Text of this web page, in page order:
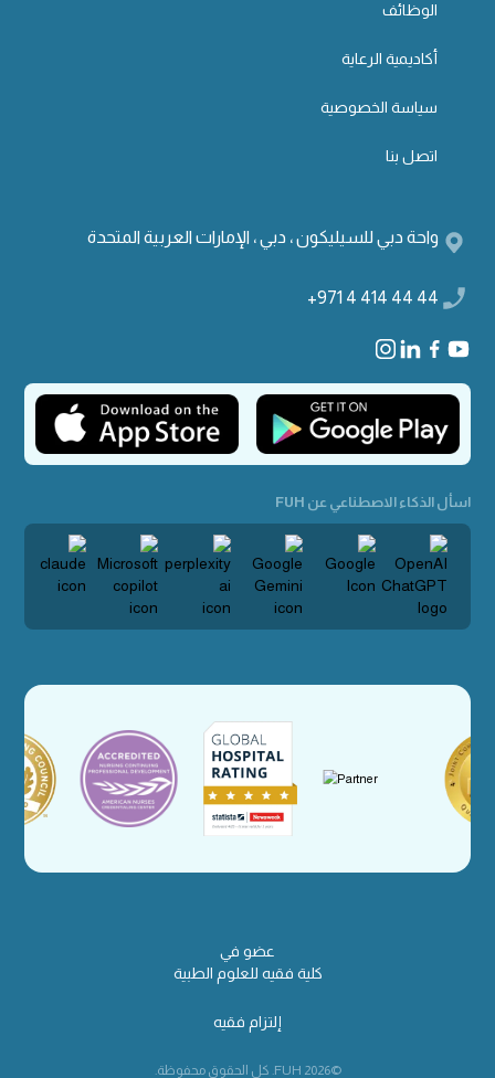
الوظائف
أكاديمية الرعاية
سياسة الخصوصية
اتصل بنا
واحة دبي للسيليكون ، دبي ، الإمارات العربية المتحدة
+971 4 414 44 44
اسأل الذكاء الاصطناعي عن FUH
عضو في
كلية فقيه للعلوم الطبية
إلتزام فقيه
©2026 FUH. كل الحقوق محفوظة.